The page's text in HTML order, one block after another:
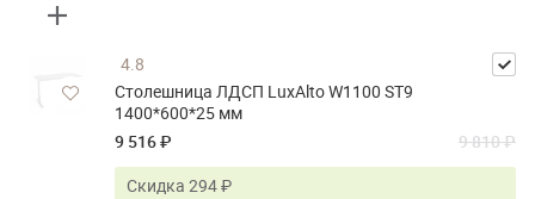
4.8
Столешница ЛДСП LuxAlto W1100 ST9
1400*600*25 мм
9 516 ₽
9 810 ₽
Скидка 294 ₽